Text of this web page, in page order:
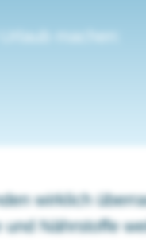
machen:
wirklich
Nährstoffe